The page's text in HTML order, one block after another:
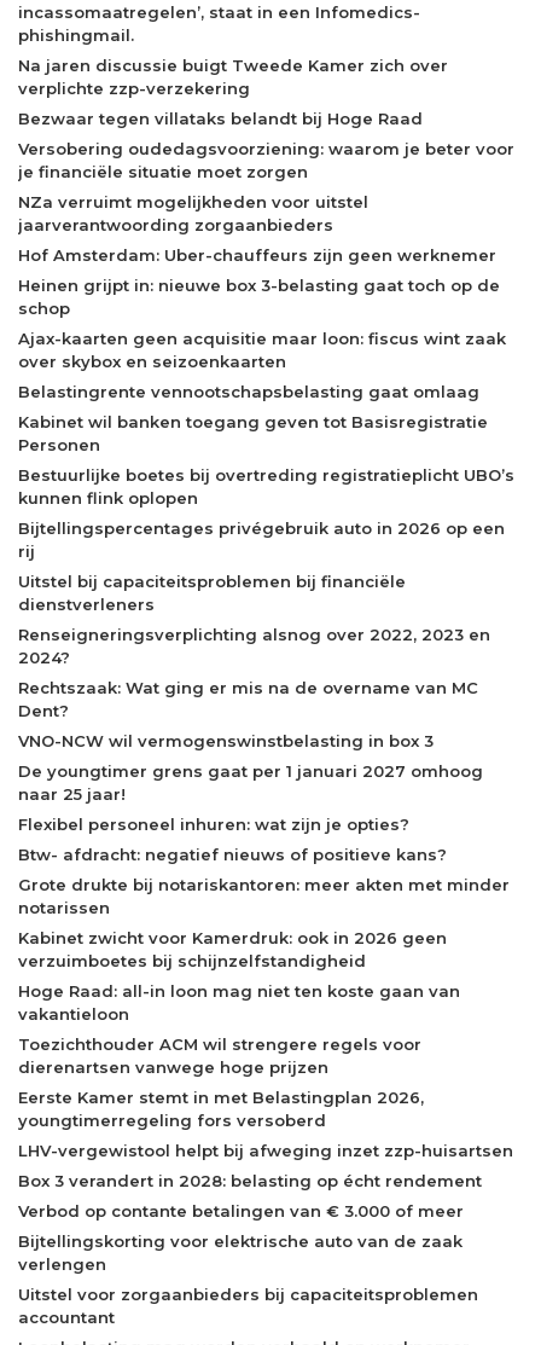
incassomaatregelen’, staat in een Infomedics-
phishingmail.
Na jaren discussie buigt Tweede Kamer zich over
verplichte zzp-verzekering
Bezwaar tegen villataks belandt bij Hoge Raad
Versobering oudedagsvoorziening: waarom je beter voor
je financiële situatie moet zorgen
NZa verruimt mogelijkheden voor uitstel
jaarverantwoording zorgaanbieders
Hof Amsterdam: Uber-chauffeurs zijn geen werknemer
Heinen grijpt in: nieuwe box 3-belasting gaat toch op de
schop
Ajax-kaarten geen acquisitie maar loon: fiscus wint zaak
over skybox en seizoenkaarten
Belastingrente vennootschapsbelasting gaat omlaag
Kabinet wil banken toegang geven tot Basisregistratie
Personen
Bestuurlijke boetes bij overtreding registratieplicht UBO’s
kunnen flink oplopen
Bijtellingspercentages privégebruik auto in 2026 op een
rij
Uitstel bij capaciteitsproblemen bij financiële
dienstverleners
Renseigneringsverplichting alsnog over 2022, 2023 en
2024?
Rechtszaak: Wat ging er mis na de overname van MC
Dent?
VNO-NCW wil vermogenswinstbelasting in box 3
De youngtimer grens gaat per 1 januari 2027 omhoog
naar 25 jaar!
Flexibel personeel inhuren: wat zijn je opties?
Btw- afdracht: negatief nieuws of positieve kans?
Grote drukte bij notariskantoren: meer akten met minder
notarissen
Kabinet zwicht voor Kamerdruk: ook in 2026 geen
verzuimboetes bij schijnzelfstandigheid
Hoge Raad: all-in loon mag niet ten koste gaan van
vakantieloon
Toezichthouder ACM wil strengere regels voor
dierenartsen vanwege hoge prijzen
Eerste Kamer stemt in met Belastingplan 2026,
youngtimerregeling fors versoberd
LHV-vergewistool helpt bij afweging inzet zzp-huisartsen
Box 3 verandert in 2028: belasting op écht rendement
Verbod op contante betalingen van € 3.000 of meer
Bijtellingskorting voor elektrische auto van de zaak
verlengen
Uitstel voor zorgaanbieders bij capaciteitsproblemen
accountant